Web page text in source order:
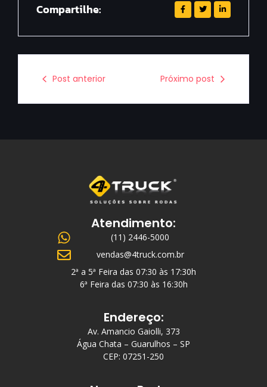
Compartilhe:
Post anterior Próximo post
Atendimento:
(11) 2446-5000
vendas@4truck.com.br
2ª a 5ª Feira das 07:30 às 17:30h
6ª Feira das 07:30 às 16:30h
Endereço:
Av. Amancio Gaiolli, 373
Água Chata – Guarulhos – SP
CEP: 07251-250